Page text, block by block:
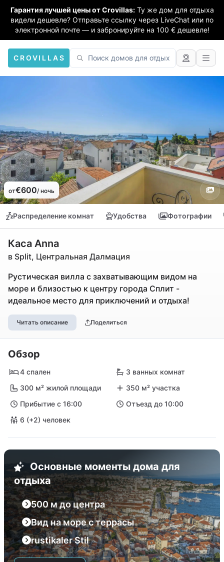
Гарантия лучшей цены от Crovillas: Ту же дом для отдыха
видели дешевле? Отправьте ссылку через LiveChat или по
электронной почте — и забронируйте на 100 € дешевле!
CROVILLAS
от€600/ ночь
Распределение комнат Удобства Фотографии
Каса Anna
в Split, Центральная Далмация
Рустическая вилла с захватывающим видом на
море и близостью к центру города Сплит -
идеальное место для приключений и отдыха!
Читать описание Поделиться
Обзор
4 спален
3 ванных комнат
300 м² жилой площади
350 м² участка
Прибытие с 16:00
Отъезд до 10:00
6 (+2) человек
Основные моменты дома для
отдыха
500 м до центра
Вид на море с террасы
rustikaler Stil